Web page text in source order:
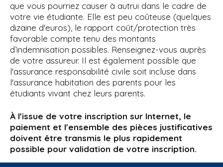
que vous pourriez causer à autrui dans le cadre de
votre vie étudiante. Elle est peu coûteuse (quelques
dizaine d'euros), le rapport coût/protection très
favorable compte tenu des montants
d’indemnisation possibles. Renseignez-vous auprès
de votre assureur. Il est également possible que
l'assurance responsabilité civile soit incluse dans
l'assurance habitation des parents pour les
étudiants vivant chez leurs parents.
À l'issue de votre inscription sur Internet, le
paiement et l'ensemble des pièces justificatives
doivent être transmis le plus rapidement
possible pour validation de votre inscription.